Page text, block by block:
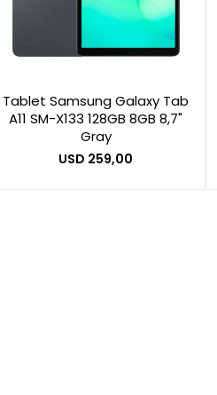
Tablet Samsung Galaxy Tab
A11 SM-X133 128GB 8GB 8,7"
Gray
USD 259,00